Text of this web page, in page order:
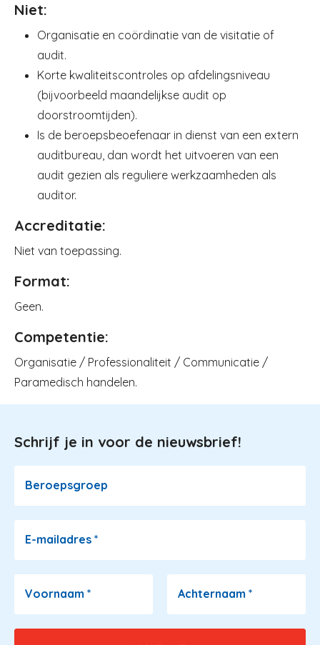
Niet:
Organisatie en coördinatie van de visitatie of
audit.
Korte kwaliteitscontroles op afdelingsniveau
(bijvoorbeeld maandelijkse audit op
doorstroomtijden).
Is de beroepsbeoefenaar in dienst van een extern
auditbureau, dan wordt het uitvoeren van een
audit gezien als reguliere werkzaamheden als
auditor.
Accreditatie:
Niet van toepassing.
Format:
Geen.
Competentie:
Organisatie / Professionaliteit / Communicatie /
Paramedisch handelen.
Image
Schrijf je in voor de nieuwsbrief!
Beroepsgroep
E-mailadres *
Voornaam * Achternaam *